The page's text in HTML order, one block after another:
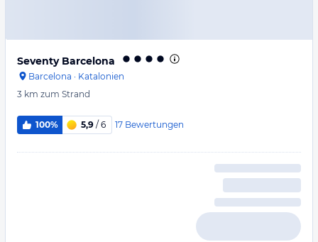
Seventy Barcelona
Barcelona · Katalonien
3 km zum Strand
100% 5,9 / 6 17 Bewertungen